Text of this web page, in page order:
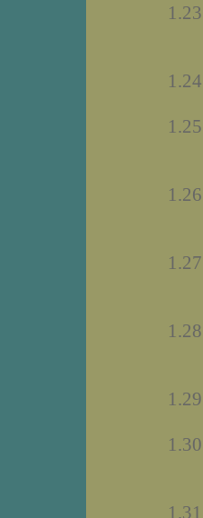
1.23
1.24
1.25
1.26
1.27
1.28
1.29
1.30
1.31